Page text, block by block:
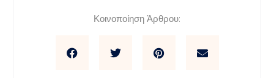
Κοινοποίηση Άρθρου: